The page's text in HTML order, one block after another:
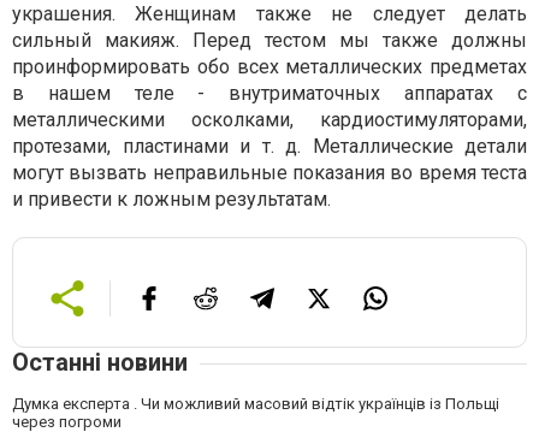
украшения. Женщинам также не следует делать
сильный макияж. Перед тестом мы также должны
проинформировать обо всех металлических предметах
в нашем теле - внутриматочных аппаратах с
металлическими осколками, кардиостимуляторами,
протезами, пластинами и т. д. Металлические детали
могут вызвать неправильные показания во время теста
и привести к ложным результатам.
Останні новини
Думка експерта . Чи можливий масовий відтік українців із Польщі
через погроми